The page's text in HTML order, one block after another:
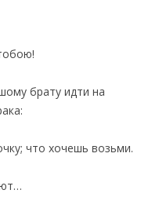
брату идти на
что хочешь возьми.